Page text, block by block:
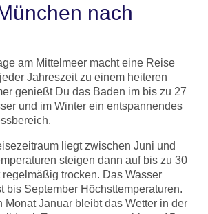
nach
am Mittelmeer macht eine Reise
Jahreszeit zu einem heiteren
genießt Du das Baden im bis zu 27
und im Winter ein entspannendes
liegt zwischen Juni und
steigen dann auf bis zu 30
trocken. Das Wasser
bis September Höchsttemperaturen.
Monat Januar bleibt das Wetter in der